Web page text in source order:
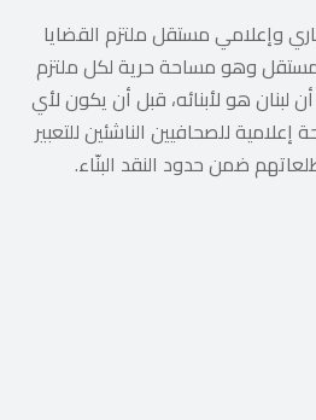
وإعلامي مستقل ملتزم القضايا
المستقل وهو مساحة حرية لكل ملتزم
لبنان هو لأبنائه، قبل أن يكون لأي
للصحافيين الناشئين للتعبير
ضمن حدود النقد البنّاء.